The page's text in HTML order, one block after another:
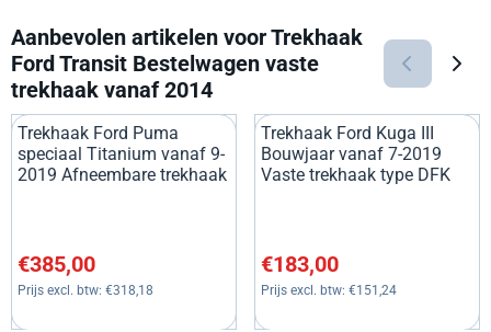
Aanbevolen artikelen voorTrekhaak
Ford Transit Bestelwagen vaste
trekhaak vanaf 2014
Trekhaak Ford Puma
speciaal Titanium vanaf 9-
2019 Afneembare trekhaak
Prijs: 385,00, exclusief btw: 318,18
€385,00
Prijs excl. btw: €318,18
Trekhaak Ford Kuga III
Bouwjaar vanaf 7-2019
Vaste trekhaak type DFK
Prijs: 183,00, exclusief btw:
€183,00
Prijs excl. btw: €151,24